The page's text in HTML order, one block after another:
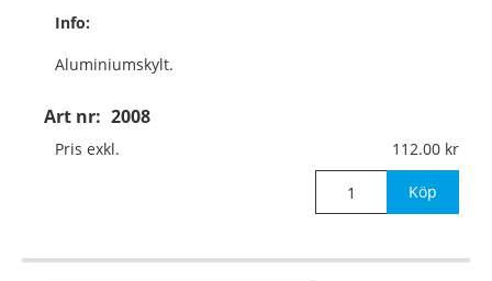
Art nr: 2008
Info:
Aluminiumskylt.
Med aluminiumskena
350x10x3 mm
Pris exkl. 112.00
Köp